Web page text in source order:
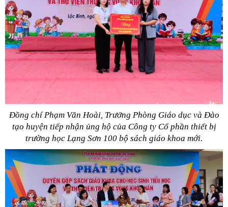
Đồng chí Phạm Văn Hoài, Trưởng Phòng Giáo dục và Đào
tạo huyện tiếp nhận ủng hộ của Công ty Cổ phần thiết bị
trường học Lạng Sơn 100 bộ sách giáo khoa mới.